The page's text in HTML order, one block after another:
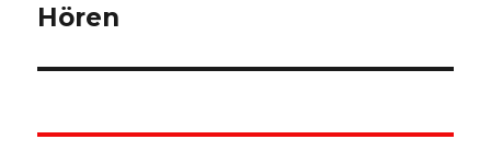
Beitrag:
Hören